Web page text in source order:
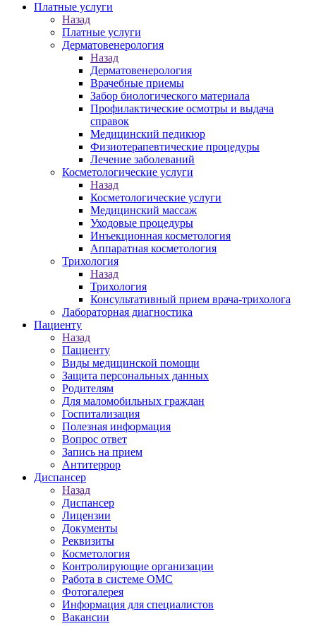
Платные услуги
Назад
Платные услуги
Дерматовенерология
Назад
Дерматовенерология
Врачебные приемы
Забор биологического материала
Профилактические осмотры и выдача
справок
Медицинский педикюр
Физиотерапевтические процедуры
Лечение заболеваний
Косметологические услуги
Назад
Косметологические услуги
Медицинский массаж
Уходовые процедуры
Инъекционная косметология
Аппаратная косметология
Трихология
Назад
Трихология
Консультативный прием врача-трихолога
Лабораторная диагностика
Пациенту
Назад
Пациенту
Виды медицинской помощи
Защита персональных данных
Родителям
Для маломобильных граждан
Госпитализация
Полезная информация
Вопрос ответ
Запись на прием
Антитеррор
Диспансер
Назад
Диспансер
Лицензии
Документы
Реквизиты
Косметология
Контролирующие организации
Работа в системе ОМС
Фотогалерея
Информация для специалистов
Вакансии